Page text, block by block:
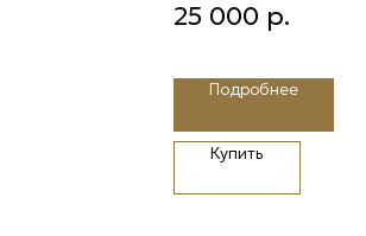
пух/сатин
25 000 р.
Подробнее
Купить